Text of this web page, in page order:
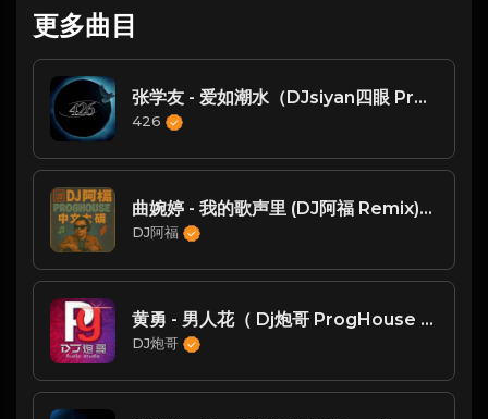
更多曲目
张学友 - 爱如潮水（DJsiyan四眼 ProgHouse 2023 Remix）
426
曲婉婷 - 我的歌声里 (DJ阿福 Remix)原版
DJ阿福
黄勇 - 男人花（ Dj炮哥 ProgHouse Remix 2021 ）
DJ炮哥